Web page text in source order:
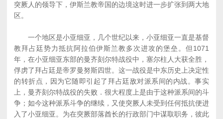
突厥人的领导下，伊斯兰教帝国的边境这时进一步扩张到两大地
区。
一个地区是小亚细亚，几个世纪以来，小亚细亚一直是基督
教拜占廷势力抵抗阿拉伯伊斯兰教多次进攻的堡垒。但1071
年，在小亚细亚东部的曼齐刻尔特战役中，塞尔柱人大获全胜，
俘虏了拜占廷是帝罗曼努斯四世。这一战役是中东历史上决定性
的转折点，因为它随即引起了拜占廷敌对派系间的内战。事实
上，曼齐刻尔特战役的失败．很大程度上是由于这种派系间的斗
争；如今这种派系斗争的继续，又使突厥人未受到任何抵抗便进
入了小亚细亚。为在突厥部落酋长的行政部门中谋取职务，彼此